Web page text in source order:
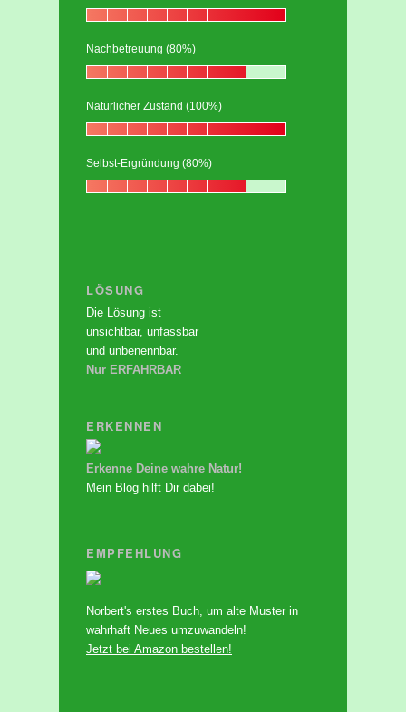
Nachbetreuung (80%)
Natürlicher Zustand (100%)
Selbst-Ergründung (80%)
LÖSUNG
Die Lösung ist
unsichtbar, unfassbar
und unbenennbar.
Nur ERFAHRBAR
ERKENNEN
Erkenne Deine wahre Natur!
Mein Blog hilft Dir dabei!
EMPFEHLUNG
Norbert's erstes Buch, um alte Muster in
wahrhaft Neues umzuwandeln!
Jetzt bei Amazon bestellen!